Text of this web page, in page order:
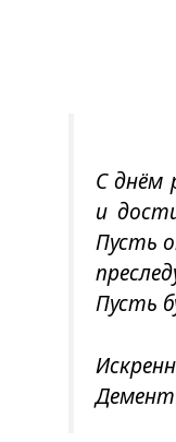
С днём
и
Пусть
Пусть